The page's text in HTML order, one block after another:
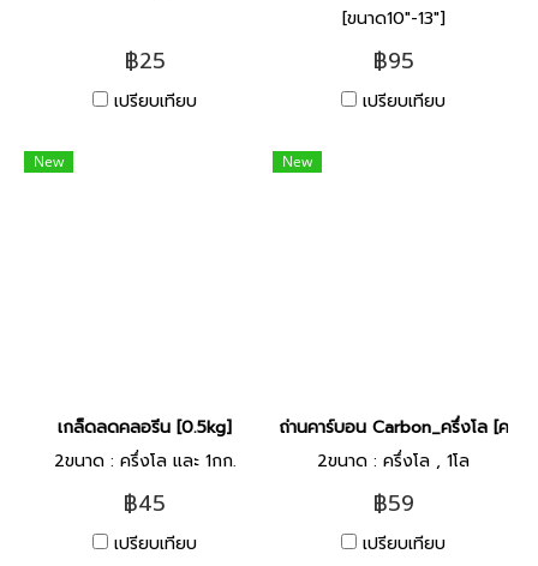
฿25
เปรียบเทียบ
[ขนาด10"-13"]
฿95
เปรียบเทียบ
New
เกล็ดลดคลอรีน [0.5kg]
2ขนาด : ครึ่งโล และ 1กก.
฿45
เปรียบเทียบ
New
ถ่านคาร์บอน Carbon_ครึ่งโล [คละ
2ขนาด : ครึ่งโล , 1โล
฿59
เปรียบเทียบ